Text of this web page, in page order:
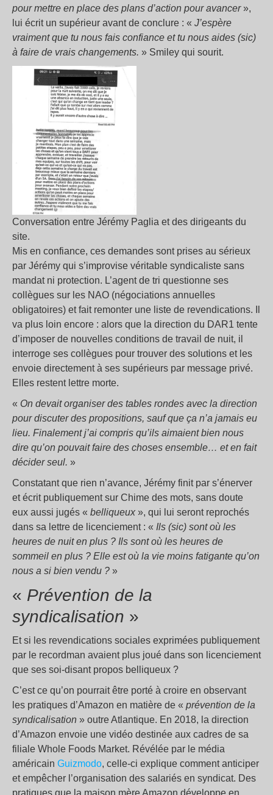
pour mettre en place des plans d’action pour avancer»,
lui écrit un supérieur avant de conclure : « J’espère
vraiment que tu nous fais confiance et tu nous aides (sic)
à faire de vrais changements. » Smiley qui sourit.
Conversation entre Jérémy Paglia et des dirigeants du
site.
Mis en confiance, ces demandes sont prises au sérieux
par Jérémy qui s’improvise véritable syndicaliste sans
mandat ni protection. L’agent de tri questionne ses
collègues sur les NAO (négociations annuelles
obligatoires) et fait remonter une liste de revendications. Il
va plus loin encore : alors que la direction du DAR1 tente
d’imposer de nouvelles conditions de travail de nuit, il
interroge ses collègues pour trouver des solutions et les
envoie directement à ses supérieurs par message privé.
Elles restent lettre morte.
« On devait organiser des tables rondes avec la direction
pour discuter des propositions, sauf que ça n’a jamais eu
lieu. Finalement j’ai compris qu’ils aimaient bien nous
dire qu’on pouvait faire des choses ensemble… et en fait
décider seul. »
Constatant que rien n’avance, Jérémy finit par s’énerver
et écrit publiquement sur Chime des mots, sans doute
eux aussi jugés « belliqueux », qui lui seront reprochés
dans sa lettre de licenciement : « Ils (sic) sont où les
heures de nuit en plus ? Ils sont où les heures de
sommeil en plus ? Elle est où la vie moins fatigante qu’on
nous a si bien vendu ? »
« Prévention de la
syndicalisation »
Et si les revendications sociales exprimées publiquement
par le recordman avaient plus joué dans son licenciement
que ses soi-disant propos belliqueux ?
C’est ce qu’on pourrait être porté à croire en observant
les pratiques d’Amazon en matière de « prévention de la
syndicalisation » outre Atlantique. En 2018, la direction
d’Amazon envoie une vidéo destinée aux cadres de sa
filiale Whole Foods Market. Révélée par le média
américain Guizmodo, celle-ci explique comment anticiper
et empêcher l’organisation des salariés en syndicat. Des
pratiques que la maison mère Amazon développe en